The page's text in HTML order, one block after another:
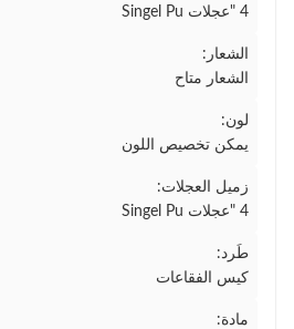
4 "عجلات Singel Pu
الشعار:
الشعار متاح
لون:
يمكن تخصيص اللون
زميل العجلات:
4 "عجلات Singel Pu
طَرد:
كيس الفقاعات
مادة: